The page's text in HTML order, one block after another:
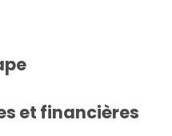
et financières